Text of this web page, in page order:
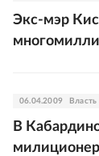
Экс-мэр
06.04.2009 Власть
В